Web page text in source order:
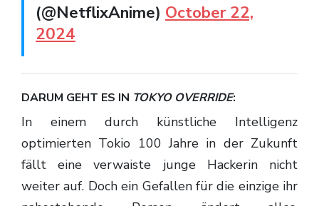
(@NetflixAnime) October 22,
2024
DARUM GEHT ES IN TOKYO OVERRIDE:
In einem durch künstliche Intelligenz
optimierten Tokio 100 Jahre in der Zukunft
fällt eine verwaiste junge Hackerin nicht
weiter auf. Doch ein Gefallen für die einzige ihr